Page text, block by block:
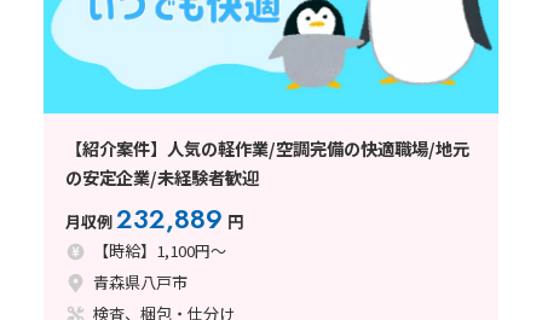
【紹介案件】人気の軽作業/空調完備の快適職場/地元
の安定企業/未経験者歓迎
月収例232,889 円
【時給】1,100円～
青森県八戸市
検査、梱包・仕分け